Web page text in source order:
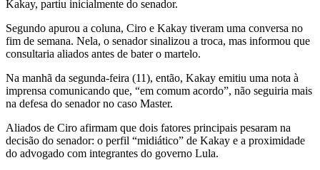
Kakay, partiu inicialmente do senador.
Segundo apurou a coluna, Ciro e Kakay tiveram uma conversa no
fim de semana. Nela, o senador sinalizou a troca, mas informou que
consultaria aliados antes de bater o martelo.
Na manhã da segunda-feira (11), então, Kakay emitiu uma nota à
imprensa comunicando que, “em comum acordo”, não seguiria mais
na defesa do senador no caso Master.
Aliados de Ciro afirmam que dois fatores principais pesaram na
decisão do senador: o perfil “midiático” de Kakay e a proximidade
do advogado com integrantes do governo Lula.